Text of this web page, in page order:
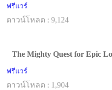
ฟรีแวร์
ดาวน์โหลด : 9,124
The Mighty Quest for Epic
ฟรีแวร์
ดาวน์โหลด : 1,904